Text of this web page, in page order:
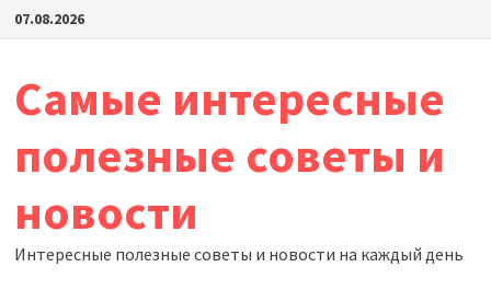
Перейти
07.08.2026
Самые интересные
полезные советы и
новости
Интересные полезные советы и новости на каждый день